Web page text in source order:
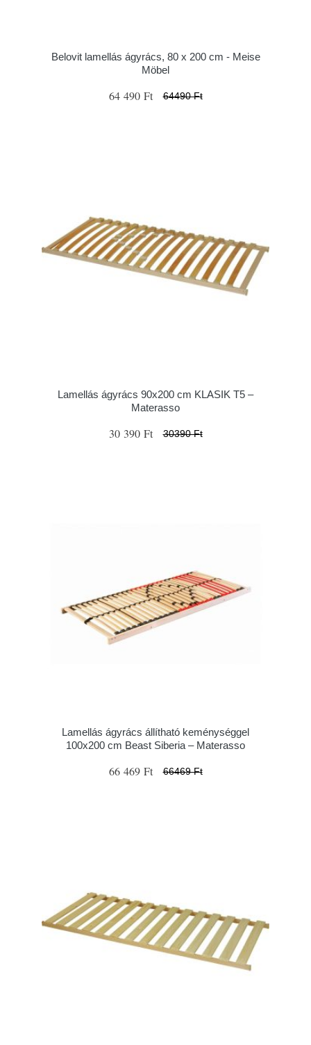
Belovit lamellás ágyrács, 80 x 200 cm - Meise
Möbel
64 490 Ft 64490 Ft
Lamellás ágyrács 90x200 cm KLASIK T5 –
Materasso
30 390 Ft 30390 Ft
Lamellás ágyrács állítható keménységgel
100x200 cm Beast Siberia – Materasso
66 469 Ft 66469 Ft